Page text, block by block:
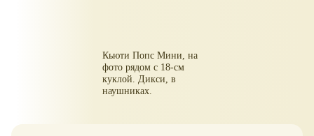
Кьюти Попс Мини, на
фото рядом с 18-см
куклой. Дикси, в
наушниках.